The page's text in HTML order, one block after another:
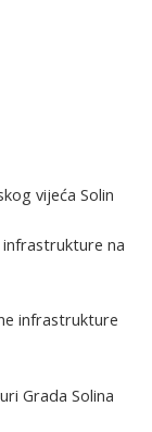
vijeća Solin
na
infrastrukture
Grada Solina